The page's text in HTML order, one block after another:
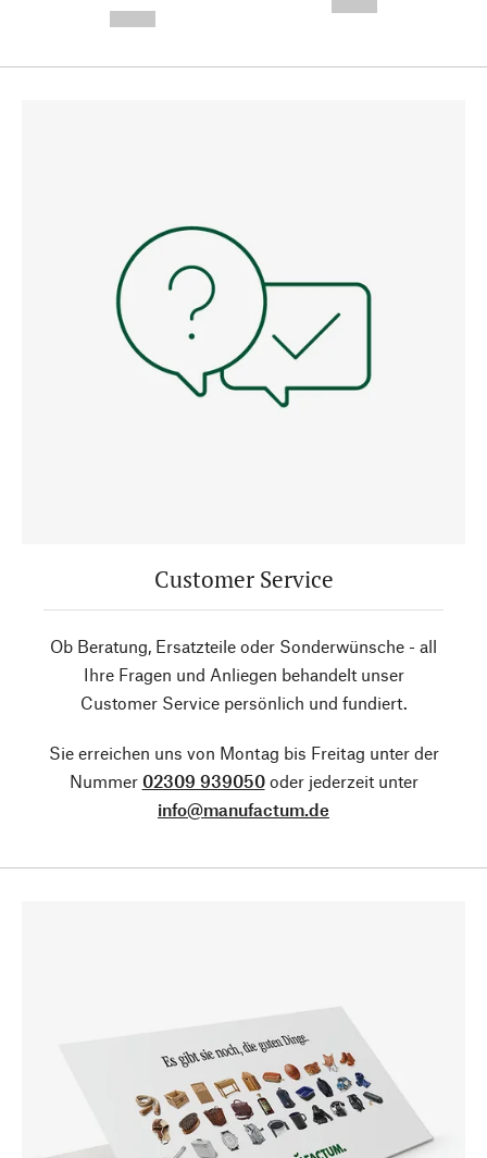
Customer Service
Ob Beratung, Ersatzteile oder Sonderwünsche - all
Ihre Fragen und Anliegen behandelt unser
Customer Service persönlich und fundiert.
Sie erreichen uns von Montag bis Freitag unter der
Nummer 02309 939050oder jederzeit unter
info@manufactum.de